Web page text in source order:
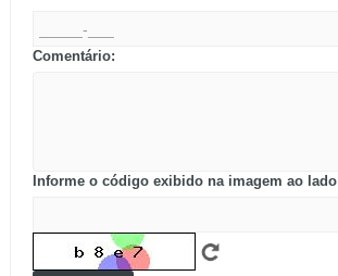
Comentário:
Informe o código exibido na imagem ao lado